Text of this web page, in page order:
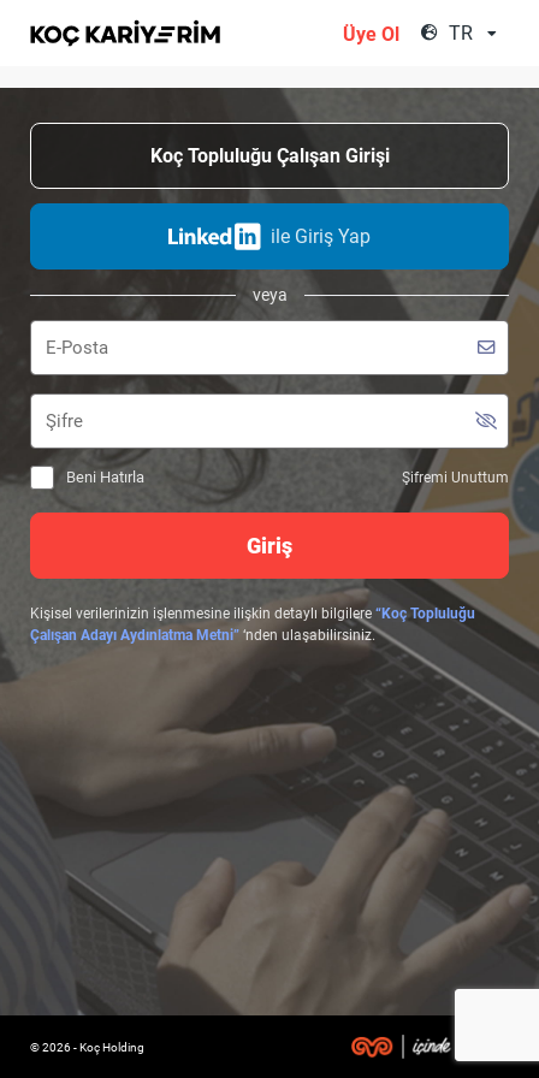
Üye Ol TR
Koç Topluluğu Çalışan Girişi
ile Giriş Yap
veya
Beni Hatırla Şifremi Unuttum
Giriş
Kişisel verilerinizin işlenmesine ilişkin detaylı bilgilere “Koç Topluluğu
Çalışan Adayı Aydınlatma Metni” ‘nden ulaşabilirsiniz.
© 2026 - Koç Holding